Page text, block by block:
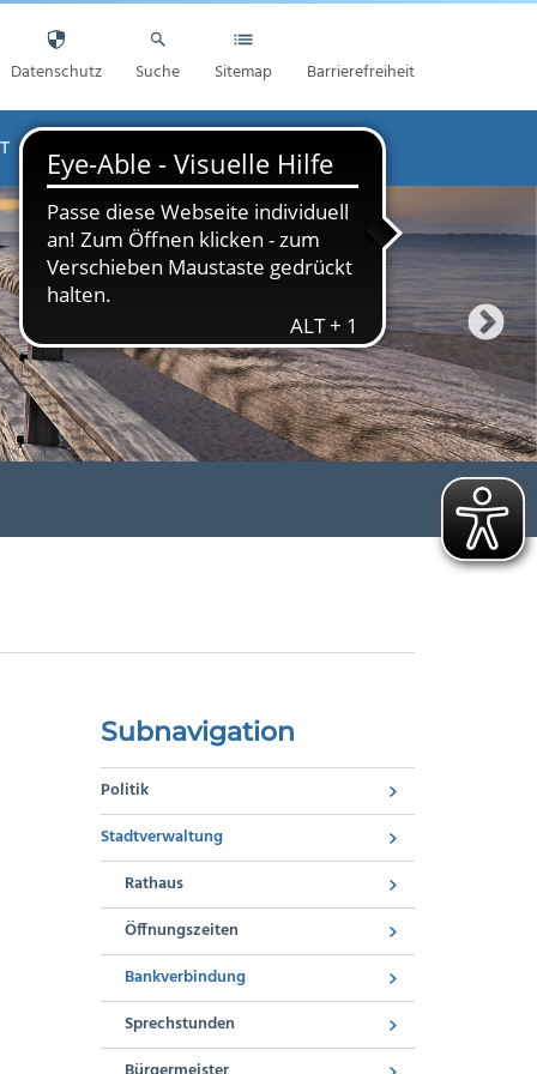
Datenschutz Suche Sitemap Barrierefreiheit
Subnavigation
Politik
Stadtverwaltung
Rathaus
Öffnungszeiten
Bankverbindung
Sprechstunden